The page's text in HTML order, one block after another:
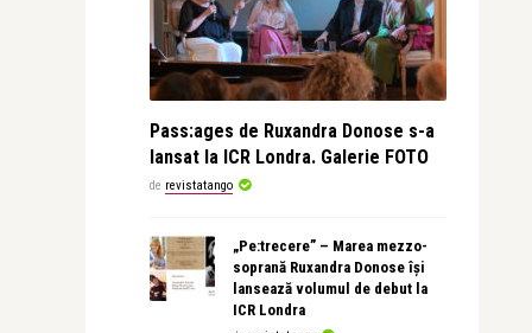
Pass:ages de Ruxandra Donose s-a
lansat la ICR Londra. Galerie FOTO
de revistatango
„Pe:trecere” – Marea mezzo-
soprană Ruxandra Donose își
lansează volumul de debut la
ICR Londra